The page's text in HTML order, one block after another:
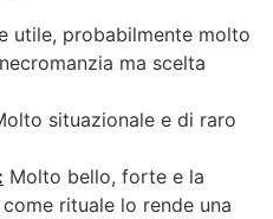
utile, probabilmente molto
ma scelta
situazionale e di raro
Molto bello, forte e la
rituale lo rende una